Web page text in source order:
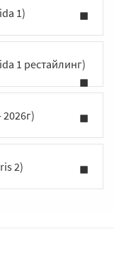
1)
1 рестайлинг)
2)